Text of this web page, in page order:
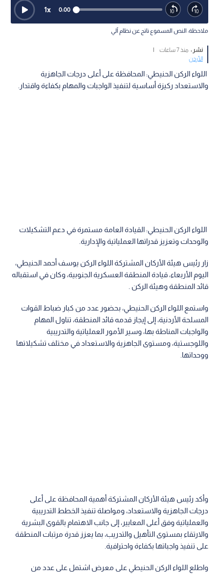
0:00
1x
ملاحظة: النص المسموع ناتج عن نظام آلي
نشر : منذ 7 ساعات
|
الأردن
اللواء الركن الحنيطي: المحافظة على أعلى درجات الجاهزية
والاستعداد ركيزة أساسية لتنفيذ الواجبات والمهام بكفاءة واقتدار.
اللواء الركن الحنيطي: القيادة العامة مستمرة في دعم التشكيلات
والوحدات وتعزيز قدراتها العملياتية والإدارية.
زار رئيس هيئة الأركان المشتركة اللواء الركن يوسف أحمد الحنيطي،
اليوم الأربعاء، قيادة المنطقة العسكرية الجنوبية، وكان في استقباله
قائد المنطقة وهيئة الركن .
واستمع اللواء الركن الحنيطي، بحضور عدد من كبار ضباط القوات
المسلحة الأردنية، إلى إيجاز قدمه قائد المنطقة، تناول المهام
والواجبات المناطة بها، وسير الأمور العملياتية والتدريبية
واللوجستية، ومستوى الجاهزية والاستعداد في مختلف تشكيلاتها
ووحداتها.
وأكد رئيس هيئة الأركان المشتركة أهمية المحافظة على أعلى
درجات الجاهزية والاستعداد، ومواصلة تنفيذ الخطط التدريبية
والعملياتية وفق أعلى المعايير، إلى جانب الاهتمام بالقوى البشرية
والارتقاء بمستوى التأهيل والتدريب، بما يعزز قدرة مرتبات المنطقة
على تنفيذ واجباتها بكفاءة واحترافية.
واطلع اللواء الركن الحنيطي على معرض اشتمل على عدد من